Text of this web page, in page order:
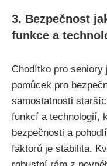
3. Bezpečnost​
funkce a
Chodítko⁤ pro
pomůcek pro
samostatnosti‍
funkcí a technologií,
bezpečnosti a
faktorů⁣ je stabilita.